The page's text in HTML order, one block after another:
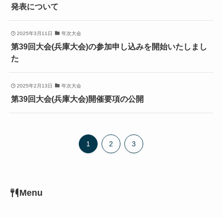
発表について
2025年3月11日 年次大会
第39回大会(兵庫大会)の参加申し込みを開始いたしまし
た
2025年2月13日 年次大会
第39回大会(兵庫大会)開催要項の公開
1 2 3
Menu